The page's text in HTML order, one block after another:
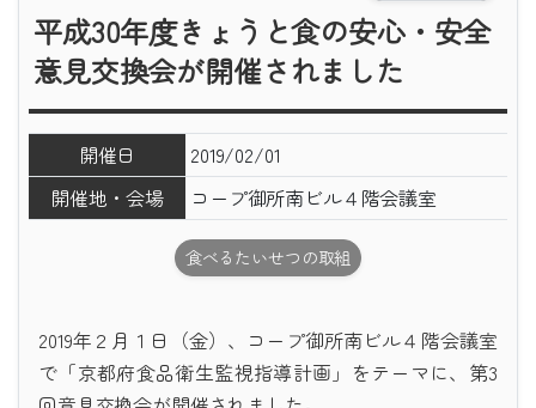
平成30年度きょうと食の安心・安全
意見交換会が開催されました
開催日
2019/02/01
開催地・会場
コープ御所南ビル４階会議室
食べるたいせつの取組
2019年２月１日（金）、コープ御所南ビル４階会議室
で「京都府食品衛生監視指導計画」をテーマに、第3